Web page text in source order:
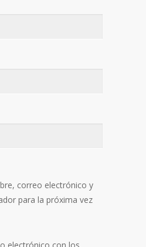
correo electrónico y
para la próxima vez
electrónico con los